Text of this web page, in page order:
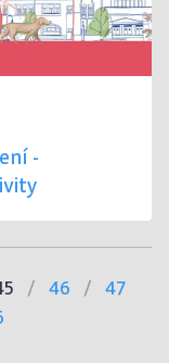
-
46
47